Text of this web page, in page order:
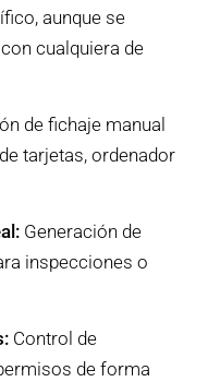
aunque se
cualquiera de
de fichaje manual
tarjetas, ordenador
Generación de
inspecciones o
Control de
de forma